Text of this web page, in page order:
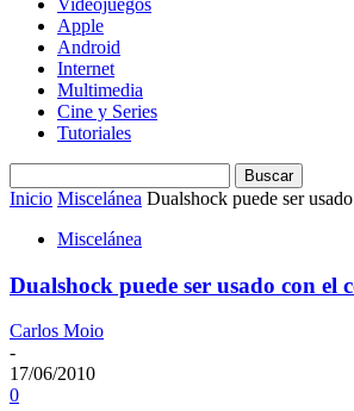
Videojuegos
Apple
Android
Internet
Multimedia
Cine y Series
Tutoriales
Inicio Miscelánea Dualshock puede ser
Miscelánea
Dualshock puede ser usado con el
Carlos Moio
-
17/06/2010
0